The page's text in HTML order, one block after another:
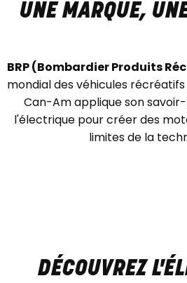
UNE MARQUE,
BRP (Bombardier Produits
mondial des véhicules
Can-Am applique son
l'électrique pour créer des
limites de la
DÉCOUVREZ